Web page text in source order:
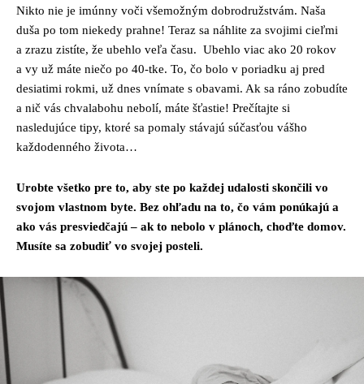
Nikto nie je imúnny voči všemožným dobrodružstvám. Naša
duša po tom niekedy prahne! Teraz sa náhlite za svojimi cieľmi
a zrazu zistíte, že ubehlo veľa času. Ubehlo viac ako 20 rokov
a vy už máte niečo po 40-tke. To, čo bolo v poriadku aj pred
desiatimi rokmi, už dnes vnímate s obavami. Ak sa ráno zobudíte
a nič vás chvalabohu nebolí, máte šťastie! Prečítajte si
nasledujúce tipy, ktoré sa pomaly stávajú súčasťou vášho
každodenného života…
Urobte všetko pre to, aby ste po každej udalosti skončili vo
svojom vlastnom byte. Bez ohľadu na to, čo vám ponúkajú a
ako vás presviedčajú – ak to nebolo v plánoch, choďte domov.
Musíte sa zobudiť vo svojej posteli.